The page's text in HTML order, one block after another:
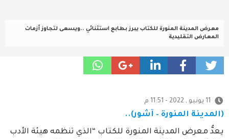
معرض المدينة المنورة للكتاب يبرز بطابع استثنائي ..ويسعى لتجاوز أزمات
المعارض التقليدية
11 يونيو , 2022 - 11:51 م
(المدينة المنورة – آشور)..
يعدُّ معرض المدينة المنورة للكتاب “الذي تنظمه هيئة الأدب